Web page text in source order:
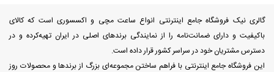
گالری نیک فروشگاه جامع اینترنتی انواع ساعت مچی و اکسسوری است که کالای
باکیفیت و دارای ضمانت‌نامه را از نمایندگی برندهای اصلی در ایران تهیه‌کرده و در
دسترس مشتریان خود در سراسر کشور قرار داده است.
این فروشگاه جامع اینترنتی با فراهم ساختن مجموعه‌ای بزرگ از برندها و محصولات روز